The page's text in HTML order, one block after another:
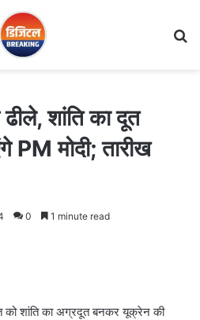
शांति का दूत
मोदी; तारीख
0 1 minute read
को शांति का अग्रदूत बनकर यूक्रेन की